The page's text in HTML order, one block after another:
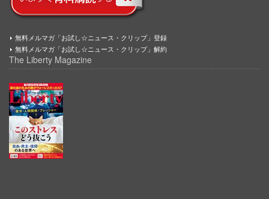
無料メルマガ「お試し☆ニュース・クリップ」登録
無料メルマガ「お試し☆ニュース・クリップ」解約
The Liberty Magazine